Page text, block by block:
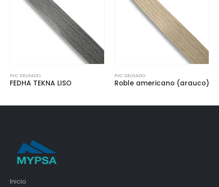
PVC DELGADO
FEDHA TEKNA LISO
PVC DELGADO
Roble americano (arauco)
Inicio